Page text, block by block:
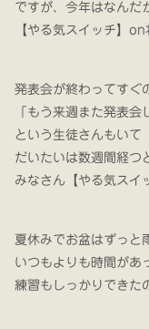
ですが、今年はなんだ
【やる気スイッチ】on
発表会が終わってすぐ
「もう来週また発表会
という生徒さんもいて
だいたいは数週間経つ
みなさん【やる気スイ
夏休みでお盆はずっと
いつもよりも時間があ
練習もしっかりできた